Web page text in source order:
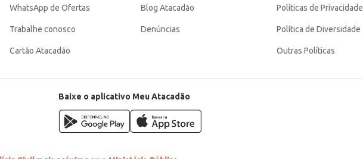
WhatsApp de Ofertas
Trabalhe conosco
Cartão Atacadão
Blog Atacadão
Denúncias
Políticas de Privacidade
Política de Diversidade
Outras Políticas
Baixe o aplicativo Meu Atacadão